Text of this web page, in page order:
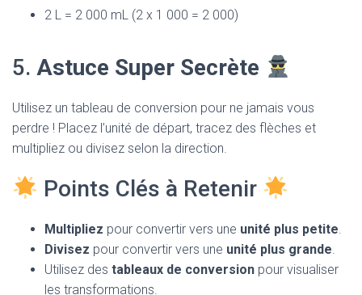
2 L = 2 000 mL (2 x 1 000 = 2 000)
5. Astuce Super Secrète
Utilisez un tableau de conversion pour ne jamais vous
perdre ! Placez l’unité de départ, tracez des flèches et
multipliez ou divisez selon la direction.
Points Clés à Retenir
Multipliez pour convertir vers une unité plus petite.
Divisez pour convertir vers une unité plus grande.
Utilisez des tableaux de conversion pour visualiser
les transformations.